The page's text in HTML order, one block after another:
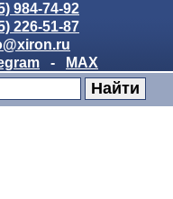
984-74-92
226-51-87
- MAX